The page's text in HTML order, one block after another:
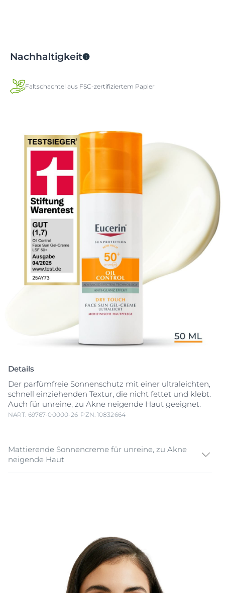
Nachhaltigkeit
Faltschachtel aus FSC-zertifiziertem Papier
Details
Der parfümfreie Sonnenschutz mit einer ultraleichten,
schnell einziehenden Textur, die nicht fettet und klebt.
Auch für unreine, zu Akne neigende Haut geeignet.
NART: 69767-00000-26 PZN: 10832664
Mattierende Sonnencreme für unreine, zu Akne
neigende Haut
neigende Haut und ist geeignet für den täglichen
Mit der Advanced Spectral Technology kombiniert die
Sonnencreme die hochwertigen breitbandigen und
photostabilen UVA/UVB-Filter für hohen UV-Schutz1